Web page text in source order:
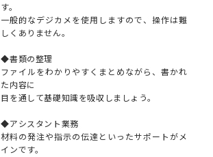
す。
一般的なデジカメを使用しますので、操作は難
しくありません。
◆書類の整理
ファイルをわかりやすくまとめながら、書かれ
た内容に
目を通して基礎知識を吸収しましょう。
◆アシスタント業務
材料の発注や指示の伝達といったサポートがメ
インです。